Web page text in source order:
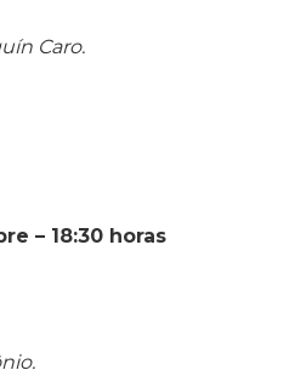
Caro.
– 18:30 horas